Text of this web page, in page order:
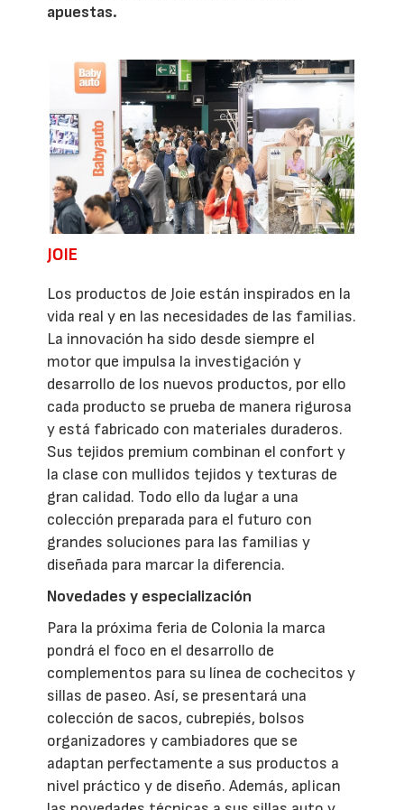
apuestas.
JOIE
Los productos de Joie están inspirados en la
vida real y en las necesidades de las familias.
La innovación ha sido desde siempre el
motor que impulsa la investigación y
desarrollo de los nuevos productos, por ello
cada producto se prueba de manera rigurosa
y está fabricado con materiales duraderos.
Sus tejidos premium combinan el confort y
la clase con mullidos tejidos y texturas de
gran calidad. Todo ello da lugar a una
colección preparada para el futuro con
grandes soluciones para las familias y
diseñada para marcar la diferencia.
Novedades y especialización
Para la próxima feria de Colonia la marca
pondrá el foco en el desarrollo de
complementos para su línea de cochecitos y
sillas de paseo. Así, se presentará una
colección de sacos, cubrepiés, bolsos
organizadores y cambiadores que se
adaptan perfectamente a sus productos a
nivel práctico y de diseño. Además, aplican